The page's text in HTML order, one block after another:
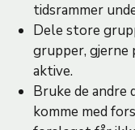
tidsrammer
Dele store
grupper, gjerne
aktive.
Bruke de andre
komme med